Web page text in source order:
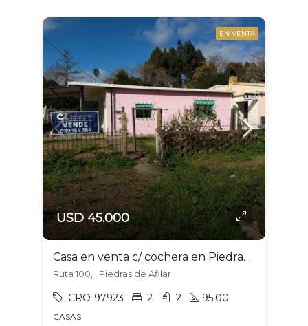
EN VENTA
USD 45.000
Casa en venta c/ cochera en Piedras de Afilar
Ruta 100, , Piedras de Afilar
CRO-97923 2 2 95.00
CASAS